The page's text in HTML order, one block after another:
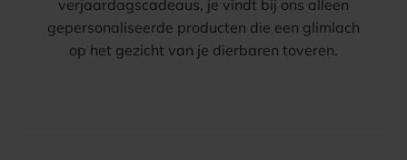
verjaardagscadeaus, je vindt bij ons alleen
gepersonaliseerde producten die een glimlach
op het gezicht van je dierbaren toveren.